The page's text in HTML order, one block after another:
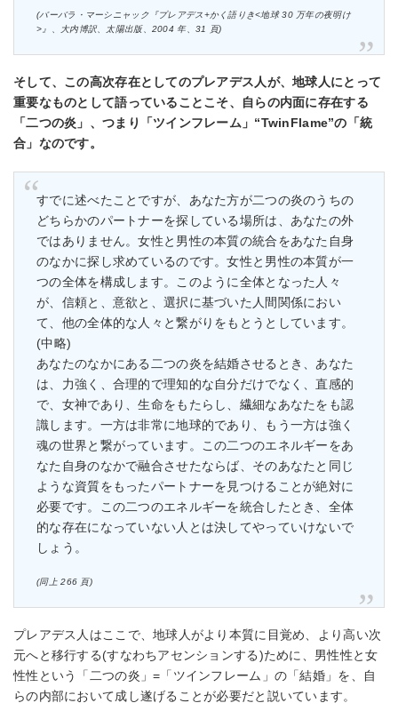
(バーバラ・マーシニャック『プレアデス+かく語りき<地球 30 万年の夜明け
>』、大内博訳、太陽出版、2004 年、31 頁)
そして、この高次存在としてのプレアデス人が、地球人にとって
重要なものとして語っていることこそ、自らの内面に存在する
「二つの炎」、つまり「ツインフレーム」“TwinFlame”の「統
合」なのです。
すでに述べたことですが、あなた方が二つの炎のうちの
どちらかのパートナーを探している場所は、あなたの外
ではありません。女性と男性の本質の統合をあなた自身
のなかに探し求めているのです。女性と男性の本質が一
つの全体を構成します。このように全体となった人々
が、信頼と、意欲と、選択に基づいた人間関係におい
て、他の全体的な人々と繋がりをもとうとしています。
(中略)
あなたのなかにある二つの炎を結婚させるとき、あなた
は、力強く、合理的で理知的な自分だけでなく、直感的
で、女神であり、生命をもたらし、繊細なあなたをも認
識します。一方は非常に地球的であり、もう一方は強く
魂の世界と繋がっています。この二つのエネルギーをあ
なた自身のなかで融合させたならば、そのあなたと同じ
ような資質をもったパートナーを見つけることが絶対に
必要です。この二つのエネルギーを統合したとき、全体
的な存在になっていない人とは決してやっていけないで
しょう。
(同上 266 頁)
プレアデス人はここで、地球人がより本質に目覚め、より高い次
元へと移行する(すなわちアセンションする)ために、男性性と女
性性という「二つの炎」=「ツインフレーム」の「結婚」を、自
らの内部において成し遂げることが必要だと説いています。